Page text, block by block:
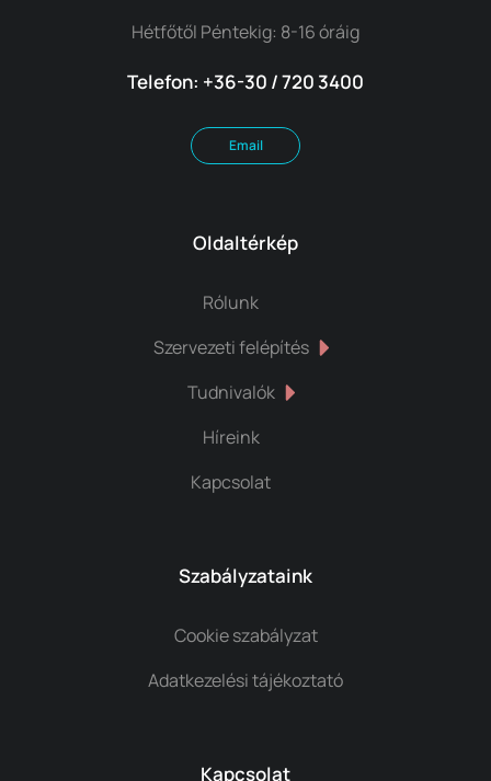
Hétfőtől Péntekig: 8-16 óráig
Telefon: +36-30 / 720 3400
Email
Oldaltérkép
Rólunk
Szervezeti felépítés
Tudnivalók
Híreink
Kapcsolat
Szabályzataink
Cookie szabályzat
Adatkezelési tájékoztató
Kapcsolat